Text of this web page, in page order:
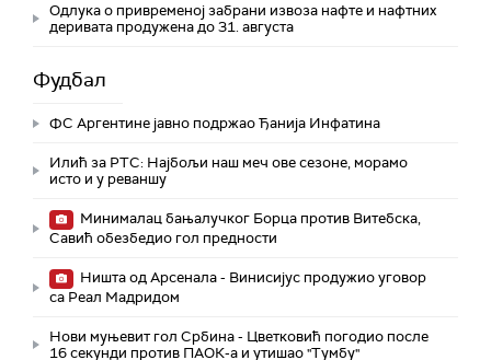
Одлука о привременој забрани извоза нафте и нафтних
деривата продужена до 31. августа
Фудбал
ФС Аргентине јавно подржао Ђанија Инфатина
Илић за РТС: Најбољи наш меч ове сезоне, морамо
исто и у реваншу
Минималац бањалучког Борца против Витебска,
Савић обезбедио гол предности
Ништа од Арсенала - Винисијус продужио уговор
са Реал Мадридом
Нови муњевит гол Србина - Цветковић погодио после
16 секунди против ПАОК-а и утишао "Тумбу"